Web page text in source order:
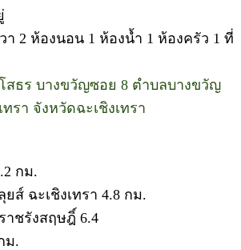
า 2 ห้องนอน 1 ห้องน้ำ 1 ห้องครัว 1 ที่
สธร บางขวัญซอย 8 ตำบลบางขวัญ
ทรา จังหวัดฉะเชิงเทรา
กม.
ส์ ฉะเชิงเทรา 4.8 กม.
าชรังสฤษฎิ์ 6.4
ม.